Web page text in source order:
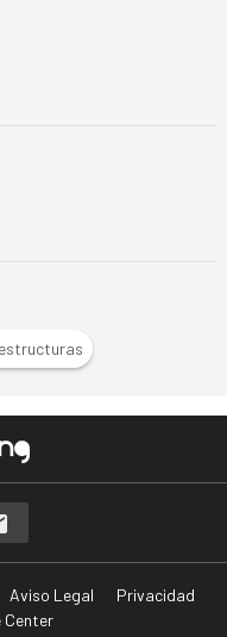
Aviso Legal
Privacidad
Center